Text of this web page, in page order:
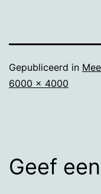
Gepubliceerd in
Volledige
6000 × 4000
Geef